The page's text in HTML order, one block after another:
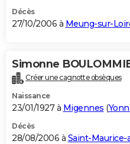
Décès
27/10/2006 à Meung-sur-
Simonne
Créer une cagnotte obsèques
Naissance
23/01/1927 à Migennes (
Décès
28/08/2006 à Saint-